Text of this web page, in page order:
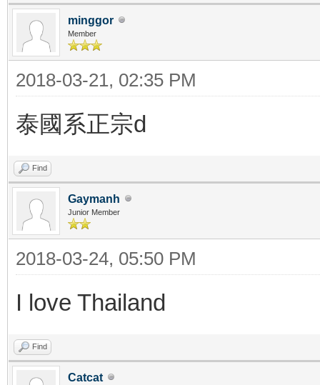
minggor
Member
2018-03-21, 02:35 PM
泰國系正宗d
Find
Gaymanh
Junior Member
2018-03-24, 05:50 PM
I love Thailand
Find
Catcat